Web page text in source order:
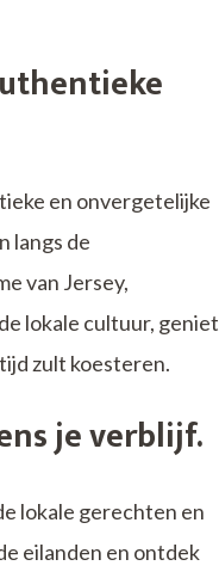
en onvergetelijke
langs de
van Jersey,
lokale cultuur, geniet
zult koesteren.
je verblijf.
lokale gerechten en
eilanden en ontdek